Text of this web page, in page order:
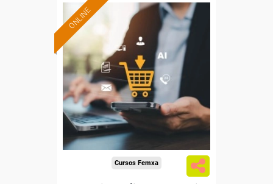
ONLINE
Formación 100%
subvencionada.
Para desempleados,
trabajadores y autónomos.
Sector
-Comercio.
Cursos Femxa